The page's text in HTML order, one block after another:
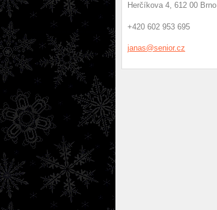
Herčíkova 4, 612 00 Brno
+420 602 953 695
janas@senior.cz